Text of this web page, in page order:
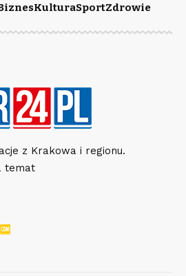
KulturaSportZdrowie
z Krakowa i regionu.
temat